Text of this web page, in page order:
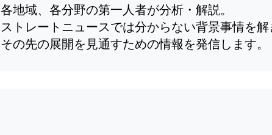
各地域、各分野の第一人者が分析・解説。
ストレートニュースでは分からない背景事情を解
その先の展開を見通すための情報を発信します。